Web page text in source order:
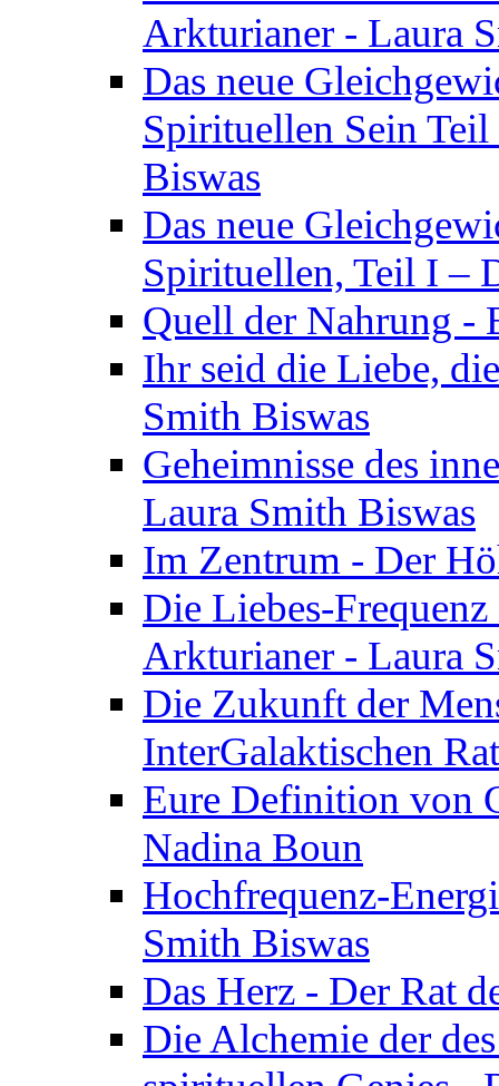
Arkturianer - Laura
Das neue
Spirituellen Sein
Biswas
Das neue
Spirituellen, Teil I –
Quell der Nahrung -
Ihr seid die Liebe,
Smith Biswas
Geheimnisse des
Laura Smith Biswas
Im Zentrum - Der
Die Liebes-
Arkturianer - Laura
Die Zukunft der
InterGalaktischen
Eure Definition von
Nadina Boun
Hochfrequenz-
Smith Biswas
Das Herz - Der Rat
Die Alchemie der